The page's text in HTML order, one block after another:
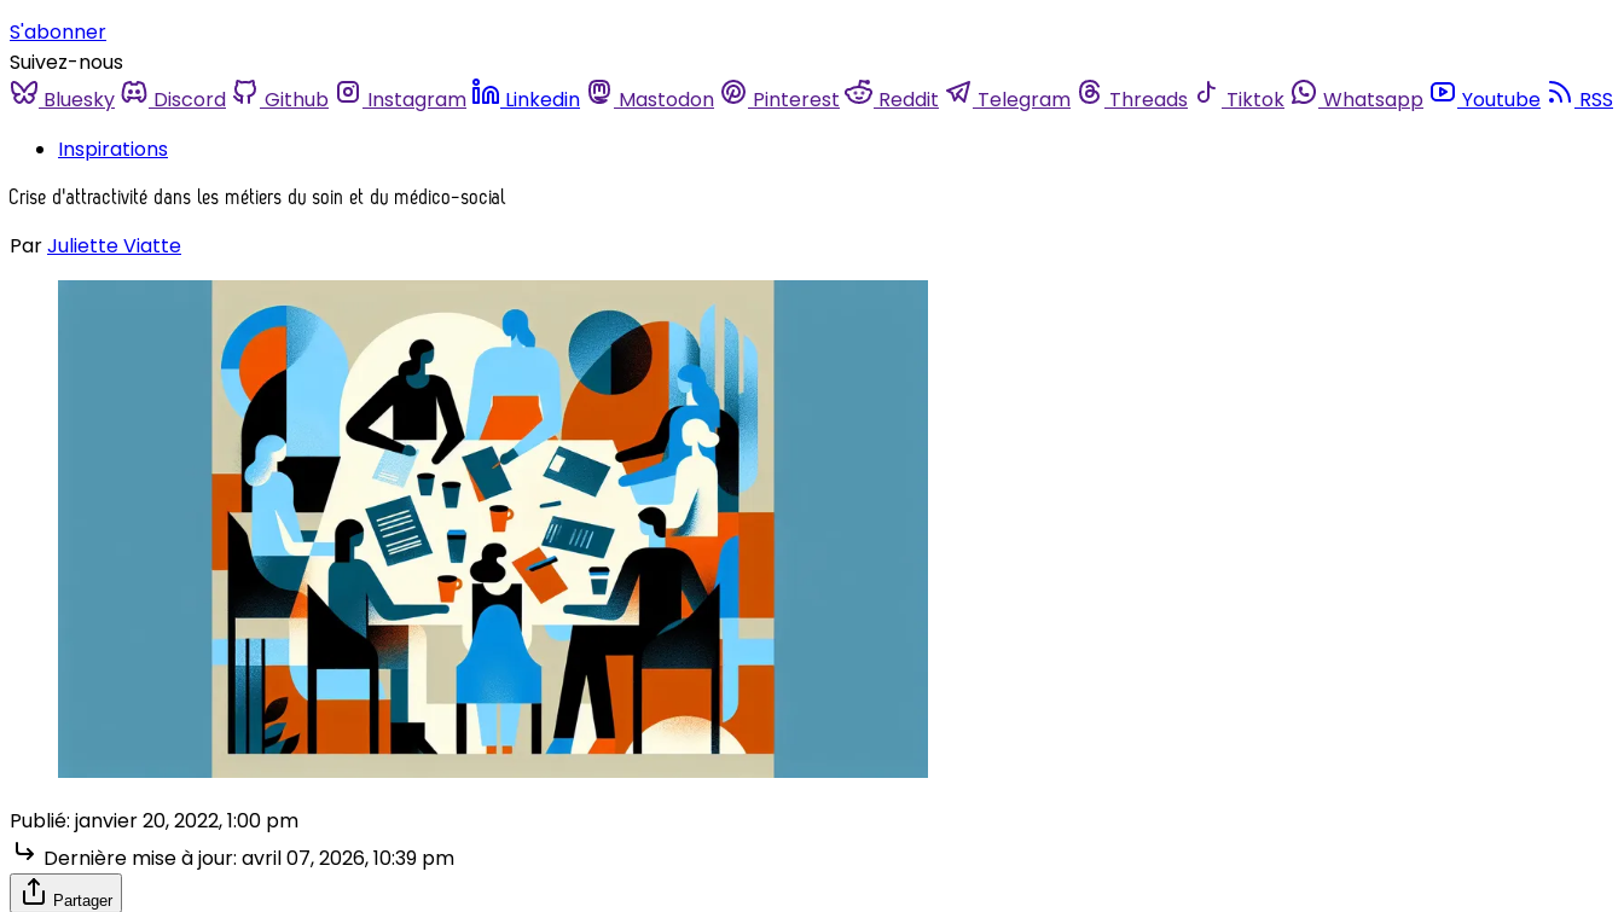
S'abonner
Suivez-nous
Bluesky
Discord Github Instagram Linkedin Mastodon Pinterest Reddit Telegram Threads Tiktok Whatsapp Youtube
RSS
Inspirations
Crise d'attractivité dans les métiers du soin et du médico-social
ParJuliette Viatte
Publié: janvier 20, 2022, 1:00 pm
Dernière mise à jour: avril 07, 2026, 10:39 pm
Partager